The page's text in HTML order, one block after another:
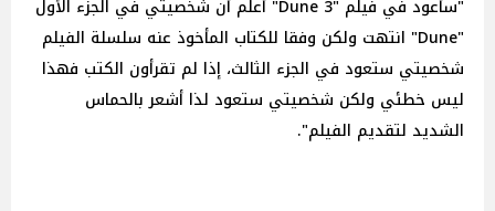
"سأعود في فيلم "Dune 3" أعلم أن شخصيتي في الجزء الأول
"Dune" انتهت ولكن وفقا للكتاب المأخوذ عنه سلسلة الفيلم
شخصيتي ستعود في الجزء الثالث، إذا لم تقرأون الكتب فهذا
ليس خطئي ولكن شخصيتي ستعود لذا أشعر بالحماس
الشديد لتقديم الفيلم".